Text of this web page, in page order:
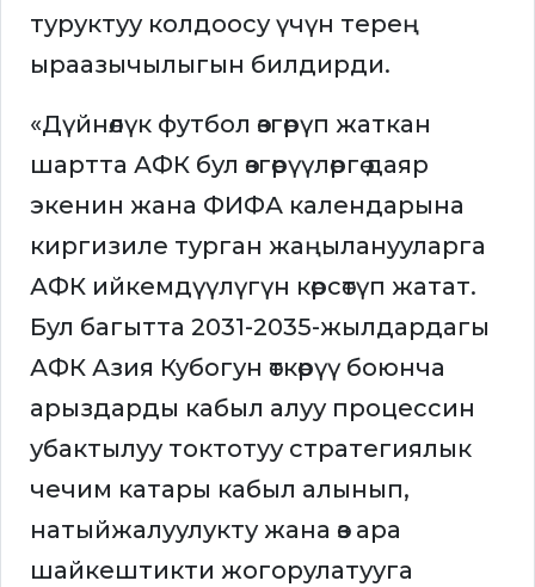
туруктуу колдоосу үчүн терең
ыраазычылыгын билдирди.
«Дүйнөлүк футбол өзгөрүп жаткан
шартта АФК бул өзгөрүүлөргө даяр
экенин жана ФИФА календарына
киргизиле турган жаңыланууларга
АФК ийкемдүүлүгүн көрсөтүп жатат.
Бул багытта 2031-2035-жылдардагы
АФК Азия Кубогун өткөрүү боюнча
арыздарды кабыл алуу процессин
убактылуу токтотуу стратегиялык
чечим катары кабыл алынып,
натыйжалуулукту жана өз ара
шайкештикти жогорулатууга